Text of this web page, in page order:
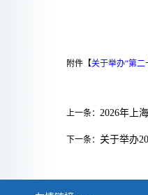
附件【关于举办“第
上一条： 2026年上
下一条： 关于举办